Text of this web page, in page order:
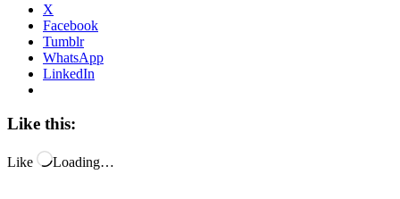
X
Facebook
Tumblr
WhatsApp
LinkedIn
Like this:
Like Loading…